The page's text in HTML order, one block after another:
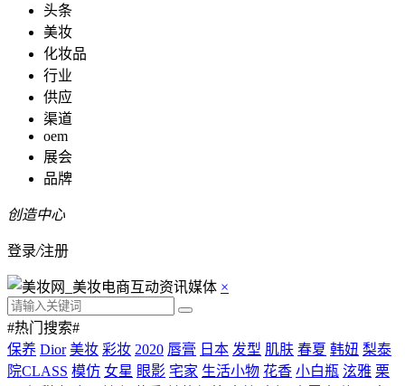
头条
美妆
化妆品
行业
供应
渠道
oem
展会
品牌
创造中心
登录/注册
×
#热门搜索#
保养 Dior 美妆 彩妆 2020 唇膏 日本 发型 肌肤 春夏 韩妞 梨泰
院CLASS 模仿 女星 眼影 宅家 生活小物 花香 小白瓶 泫雅 栗